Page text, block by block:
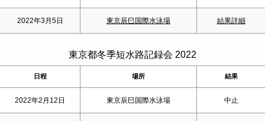
2022年3月5日 東京辰巳国際水泳場 結果詳細
東京都冬季短水路記録会 2022
日程 場所 結果
2022年2月12日 東京辰巳国際水泳場 中止